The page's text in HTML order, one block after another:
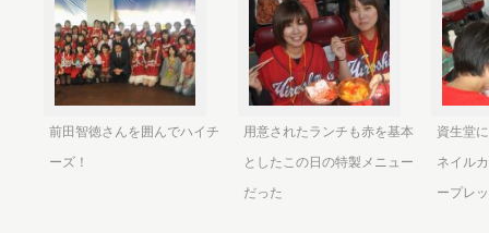
前田智徳さんを囲んでハイチ
ーズ！
用意されたランチも赤を基本
としたこの日の特製メニュー
だった
資生堂
ネイル
ープレ